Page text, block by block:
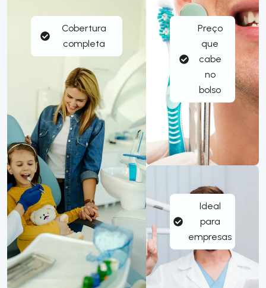
Cobertura
completa
Preço
que
cabe
no
bolso
Ideal
para
empresas